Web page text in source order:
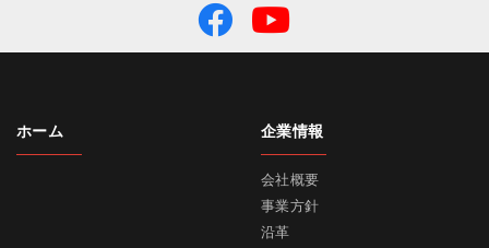
ホーム 企業情報
会社概要
事業方針
沿革